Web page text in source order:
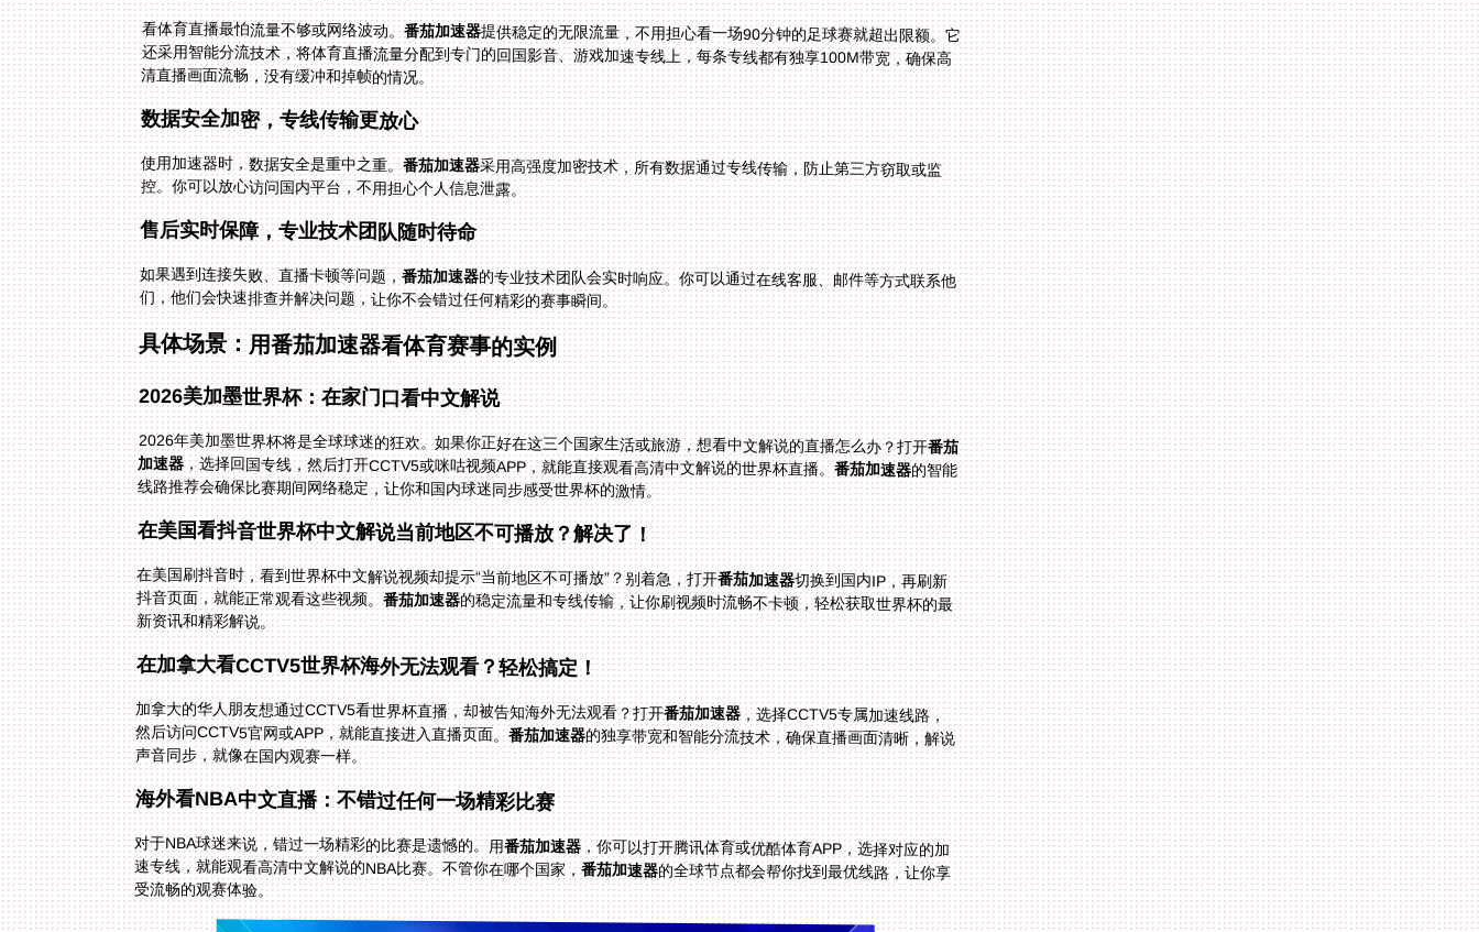
看体育直播最怕流量不够或网络波动。番茄加速器提供稳定的无限流量，不用担心看一场90分钟的足球赛就超出限额。它
还采用智能分流技术，将体育直播流量分配到专门的回国影音、游戏加速专线上，每条专线都有独享100M带宽，确保高
清直播画面流畅，没有缓冲和掉帧的情况。
数据安全加密，专线传输更放心
使用加速器时，数据安全是重中之重。番茄加速器采用高强度加密技术，所有数据通过专线传输，防止第三方窃取或监
控。你可以放心访问国内平台，不用担心个人信息泄露。
售后实时保障，专业技术团队随时待命
如果遇到连接失败、直播卡顿等问题，番茄加速器的专业技术团队会实时响应。你可以通过在线客服、邮件等方式联系他
们，他们会快速排查并解决问题，让你不会错过任何精彩的赛事瞬间。
具体场景：用番茄加速器看体育赛事的实例
2026美加墨世界杯：在家门口看中文解说
2026年美加墨世界杯将是全球球迷的狂欢。如果你正好在这三个国家生活或旅游，想看中文解说的直播怎么办？打开番茄
加速器，选择回国专线，然后打开CCTV5或咪咕视频APP，就能直接观看高清中文解说的世界杯直播。番茄加速器的智能
线路推荐会确保比赛期间网络稳定，让你和国内球迷同步感受世界杯的激情。
在美国看抖音世界杯中文解说当前地区不可播放？解决了！
在美国刷抖音时，看到世界杯中文解说视频却提示“当前地区不可播放”？别着急，打开番茄加速器切换到国内IP，再刷新
抖音页面，就能正常观看这些视频。番茄加速器的稳定流量和专线传输，让你刷视频时流畅不卡顿，轻松获取世界杯的最
新资讯和精彩解说。
在加拿大看CCTV5世界杯海外无法观看？轻松搞定！
加拿大的华人朋友想通过CCTV5看世界杯直播，却被告知海外无法观看？打开番茄加速器，选择CCTV5专属加速线路，
然后访问CCTV5官网或APP，就能直接进入直播页面。番茄加速器的独享带宽和智能分流技术，确保直播画面清晰，解说
声音同步，就像在国内观赛一样。
海外看NBA中文直播：不错过任何一场精彩比赛
对于NBA球迷来说，错过一场精彩的比赛是遗憾的。用番茄加速器，你可以打开腾讯体育或优酷体育APP，选择对应的加
速专线，就能观看高清中文解说的NBA比赛。不管你在哪个国家，番茄加速器的全球节点都会帮你找到最优线路，让你享
受流畅的观赛体验。